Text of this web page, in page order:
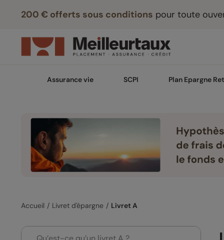
200 € offerts sous conditions pour toute
Assurance vie SCPI Plan Epargne
Accueil Livret d'épargne Livret A